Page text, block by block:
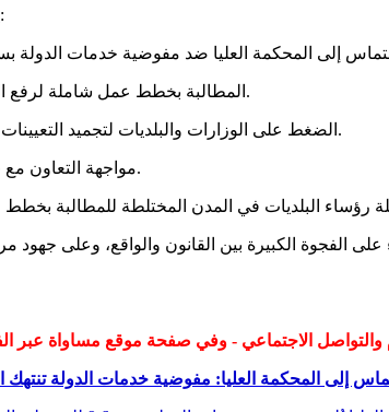
يتبنى المشروع أدوات متعددة لتحقيق أهدافه:
المطالبة بخطط عمل شاملة لرفع التمثيل العربي إلى 21% في جميع المستويات.
الضغط على الوزارات والبلديات لتجميد التعيينات في حال غياب الحد الأدنى من التمثيل (10%).
مواجهة التعاون مع جمعيات أو جهات تمارس الإقصاء ضد العرب.
الفجوة الكبيرة بين القانون والواقع، وعلى